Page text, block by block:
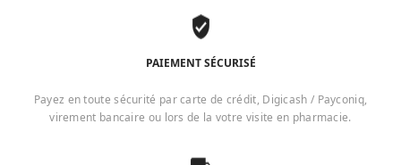
PAIEMENT SÉCURISÉ
Payez en toute sécurité par carte de crédit, Digicash / Payconiq,
virement bancaire ou lors de la votre visite en pharmacie.